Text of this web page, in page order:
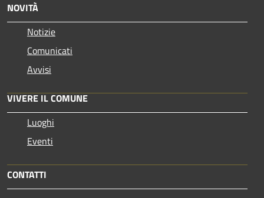
NOVITÀ
Notizie
Comunicati
Avvisi
VIVERE IL COMUNE
Luoghi
Eventi
CONTATTI